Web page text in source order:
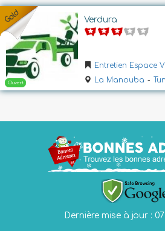
Verdura
Entretien Espace
La Manouba -
Dernière mise à jour :